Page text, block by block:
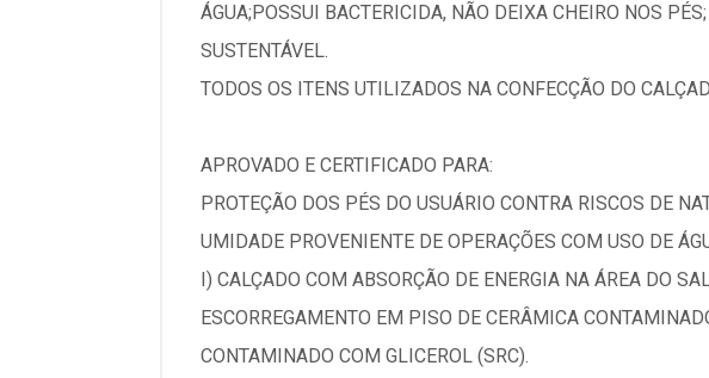
ÁGUA;POSSUI BACTERICIDA, NÃO DEIXA CHEIRO NOS PÉS;
SUSTENTÁVEL.
TODOS OS ITENS UTILIZADOS NA CONFECÇÃO DO
APROVADO E CERTIFICADO PARA:
PROTEÇÃO DOS PÉS DO USUÁRIO CONTRA RISCOS DE
UMIDADE PROVENIENTE DE OPERAÇÕES COM USO DE
I) CALÇADO COM ABSORÇÃO DE ENERGIA NA ÁREA DO
ESCORREGAMENTO EM PISO DE CERÂMICA
CONTAMINADO COM GLICEROL (SRC).